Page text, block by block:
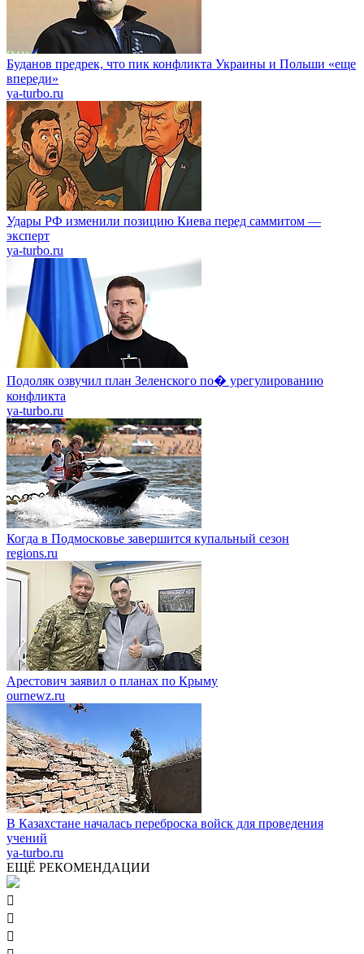
Буданов предрек, что пик конфликта Украины и Польши «еще
впереди»
ya-turbo.ru
Удары РФ изменили позицию Киева перед саммитом —
эксперт
ya-turbo.ru
Подоляк озвучил план Зеленского по� урегулированию
конфликта
ya-turbo.ru
Когда в Подмосковье завершится купальный сезон
regions.ru
Арестович заявил о планах по Крыму
ournewz.ru
В Казахстане началась переброска войск для проведения
учений
ya-turbo.ru
ЕЩЁ РЕКОМЕНДАЦИИ


